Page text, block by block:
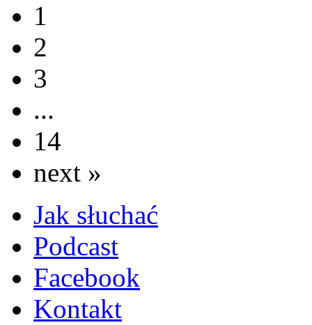
1
2
3
...
14
next »
Jak słuchać
Podcast
Facebook
Kontakt